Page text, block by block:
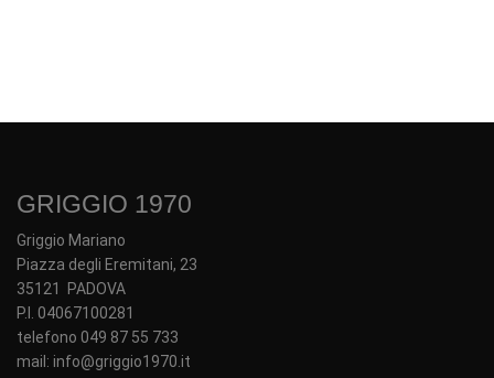
GRIGGIO 1970
Griggio Mariano
Piazza degli Eremitani, 23
35121 PADOVA
P.I. 04067100281
telefono 049 87 55 733
mail: info@griggio1970.it